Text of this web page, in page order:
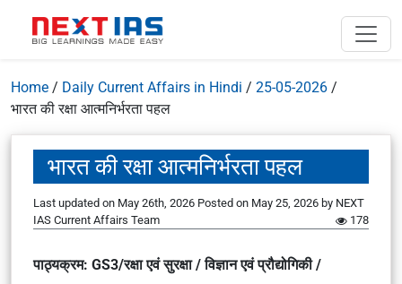
Home / Daily Current Affairs in Hindi / 25-05-2026 /
भारत की रक्षा आत्मनिर्भरता पहल
भारत की रक्षा आत्मनिर्भरता पहल
Last updated on May 26th, 2026 Posted on May 25, 2026 by NEXT
IAS Current Affairs Team
178
पाठ्यक्रम: GS3/रक्षा एवं सुरक्षा / विज्ञान एवं प्रौद्योगिकी /